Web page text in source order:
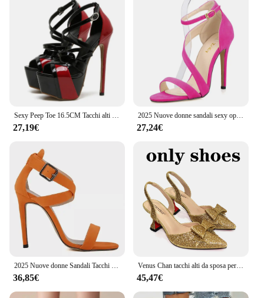
27,19€
2025 Nuove donne sandali sexy open toe cinturini alla caviglia tacchi alti tacchi a spillo scarpe da sposa in pelle scamosciata 11 cm sandali sottili 102-8VE
27,24€
36,85€
Venus Chan tacchi alti da sposa per donna 2023 punta a punta con fiocchi Set di scarpe e borse da sposa eleganti con strass Color oro
45,47€